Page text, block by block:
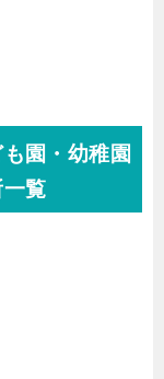
園・幼稚園
覧